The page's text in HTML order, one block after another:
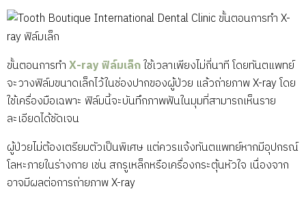
ขั้นตอนการทำX-ray ฟิล์มเล็กใช้เวลาเพียงไม่กี่นาที โดยทันตแพทย์
จะวางฟิล์มขนาดเล็กไว้ในช่องปากของผู้ป่วย แล้วถ่ายภาพ X-ray โดย
ใช้เครื่องมือเฉพาะ ฟิล์มนี้จะบันทึกภาพฟันในมุมที่สามารถเห็นราย
ละเอียดได้ชัดเจน
ผู้ป่วยไม่ต้องเตรียมตัวเป็นพิเศษ แต่ควรแจ้งทันตแพทย์หากมีอุปกรณ์
โลหะภายในร่างกาย เช่น สกรูเหล็กหรือเครื่องกระตุ้นหัวใจ เนื่องจาก
อาจมีผลต่อการถ่ายภาพ X-ray